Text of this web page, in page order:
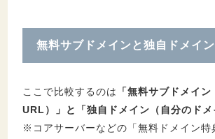
無料サブドメインと独自ドメイ
ここで比較するのは
「無料サブドメイ
URL）」と「独自ドメイン（自分のドメ
※コアサーバーなどの「無料ドメイン特